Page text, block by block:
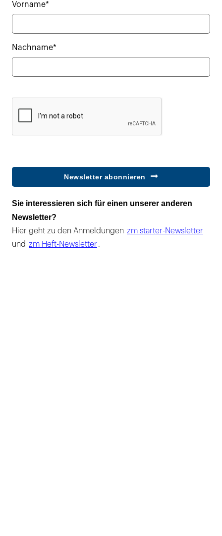
Vorname*
Nachname*
Newsletter abonnieren
Sie interessieren sich für einen unserer anderen
Newsletter?
Hier geht zu den Anmeldungen zm starter-Newsletter
und zm Heft-Newsletter .